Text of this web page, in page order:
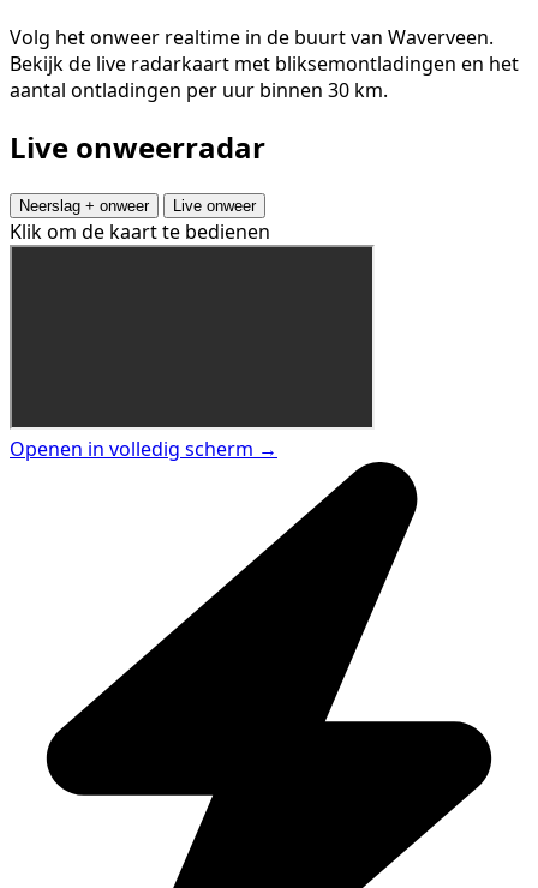
Volg het onweer realtime in de buurt van Waverveen.
Bekijk de live radarkaart met bliksemontladingen en het
aantal ontladingen per uur binnen 30 km.
Live onweerradar
Neerslag + onweer Live onweer
Klik om de kaart te bedienen
Openen in volledig scherm →